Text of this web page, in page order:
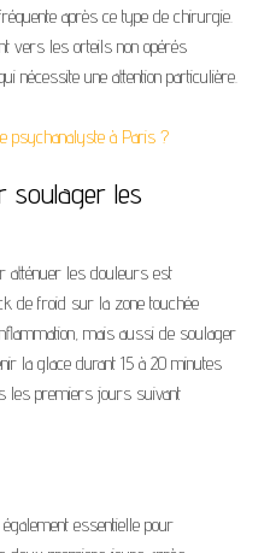
après ce type de chirurgie.
vers les orteils non opérés
nécessite une attention particulière.
psychanalyste à Paris ?
soulager les
atténuer les douleurs est
de froid sur la zone touchée
mais aussi de soulager
la glace durant 15 à 20 minutes
les premiers jours suivant
essentielle pour